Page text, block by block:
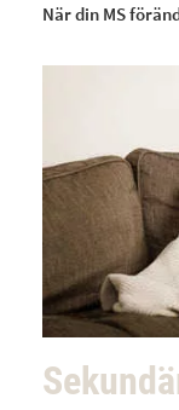
När din MS